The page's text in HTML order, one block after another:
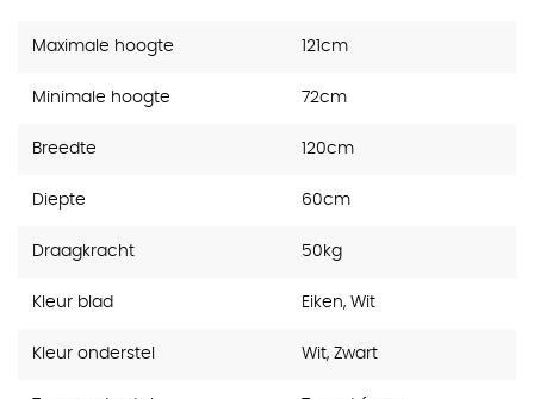
Maximale hoogte 121cm
Minimale hoogte 72cm
Breedte 120cm
Diepte 60cm
Draagkracht 50kg
Kleur blad Eiken, Wit
Kleur onderstel Wit, Zwart